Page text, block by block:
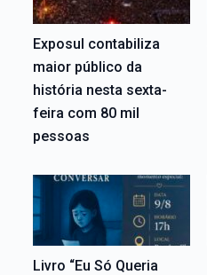
Exposul contabiliza
maior público da
história nesta sexta-
feira com 80 mil
pessoas
Livro “Eu Só Queria